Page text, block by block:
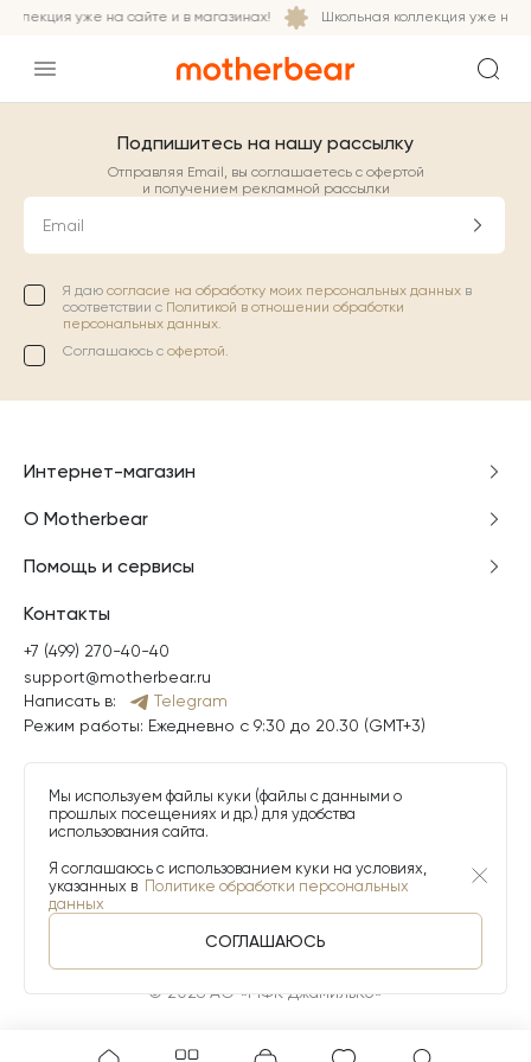
уже на сайте и в магазинах! Школьная коллекция уже на
Подпишитесь на нашу рассылку
Отправляя Email, вы соглашаетесь с офертой
и получением рекламной рассылки
Email
Я даю согласие на обработку моих персональных данных в
соответствии с Политикой в отношении обработки
персональных данных.
Соглашаюсь с офертой.
Интернет-магазин
О Motherbear
Помощь и сервисы
Контакты
+7 (499) 270-40-40
support@motherbear.ru
Написать в:
Telegram
Режим работы: Ежедневно с 9:30 до 20.30 (GMT+3)
© 2026 АО «МФК ДжамильКо»
Мы используем файлы куки (файлы с данными о
прошлых посещениях и др.) для удобства
использования сайта.
Я соглашаюсь с использованием куки на условиях,
указанных в Политике обработки персональных
данных
СОГЛАШАЮСЬ